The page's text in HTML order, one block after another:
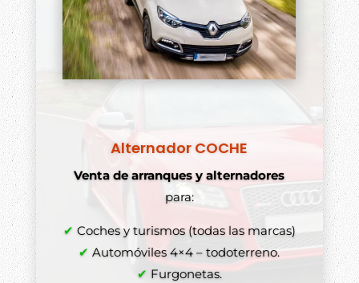
Alternador COCHE
Venta de arranques y alternadores
para:
✔ Coches y turismos (todas las marcas)
✔ Automóviles 4×4 – todoterreno.
✔ Furgonetas.